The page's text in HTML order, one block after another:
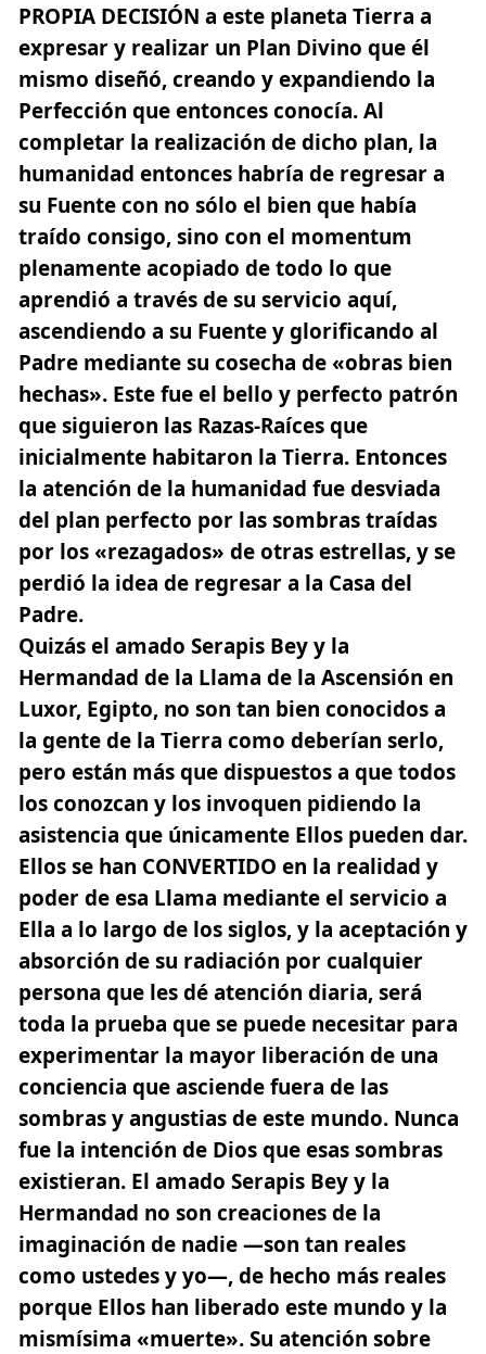
PROPIA DECISIÓN a este planeta Tierra a
expresar y realizar un Plan Divino que él
mismo diseñó, creando y expandiendo la
Perfección que entonces conocía. Al
completar la realización de dicho plan, la
humanidad entonces habría de regresar a
su Fuente con no sólo el bien que había
traído consigo, sino con el momentum
plenamente acopiado de todo lo que
aprendió a través de su servicio aquí,
ascendiendo a su Fuente y glorificando al
Padre mediante su cosecha de «obras bien
hechas». Este fue el bello y perfecto patrón
que siguieron las Razas-Raíces que
inicialmente habitaron la Tierra. Entonces
la atención de la humanidad fue desviada
del plan perfecto por las sombras traídas
por los «rezagados» de otras estrellas, y se
perdió la idea de regresar a la Casa del
Padre.
Quizás el amado Serapis Bey y la
Hermandad de la Llama de la Ascensión en
Luxor, Egipto, no son tan bien conocidos a
la gente de la Tierra como deberían serlo,
pero están más que dispuestos a que todos
los conozcan y los invoquen pidiendo la
asistencia que únicamente Ellos pueden dar.
Ellos se han CONVERTIDO en la realidad y
poder de esa Llama mediante el servicio a
Ella a lo largo de los siglos, y la aceptación y
absorción de su radiación por cualquier
persona que les dé atención diaria, será
toda la prueba que se puede necesitar para
experimentar la mayor liberación de una
conciencia que asciende fuera de las
sombras y angustias de este mundo. Nunca
fue la intención de Dios que esas sombras
existieran. El amado Serapis Bey y la
Hermandad no son creaciones de la
imaginación de nadie —son tan reales
como ustedes y yo—,de hecho más reales
porque Ellos han liberado este mundo y la
mismísima «muerte». Su atención sobre